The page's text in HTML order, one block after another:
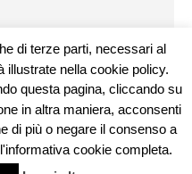
di terze parti, necessari al
illustrate nella cookie policy.
questa pagina, cliccando su
in altra maniera, acconsenti
di più o negare il consenso a
cookie completa.